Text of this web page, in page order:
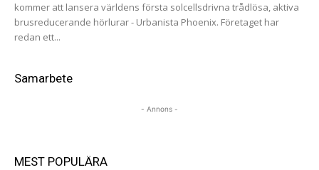
kommer att lansera världens första solcellsdrivna trådlösa, aktiva
brusreducerande hörlurar - Urbanista Phoenix. Företaget har
redan ett...
Samarbete
- Annons -
MEST POPULÄRA